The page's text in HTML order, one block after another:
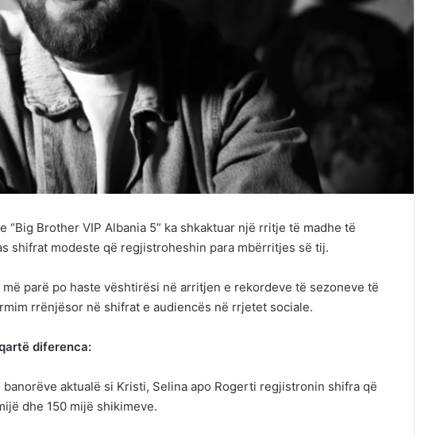
“Big Brother VIP Albania 5” ka shkaktuar një rritje të madhe të
shifrat modeste që regjistroheshin para mbërritjes së tij.
parë po haste vështirësi në arritjen e rekordeve të sezoneve të
rrënjësor në shifrat e audiencës në rrjetet sociale.
diferenca:
aktualë si Kristi, Selina apo Rogerti regjistronin shifra që
dhe 150 mijë shikimeve.